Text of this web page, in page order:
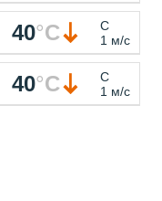
40°C
С
1 м/с
40°C
С
1 м/с